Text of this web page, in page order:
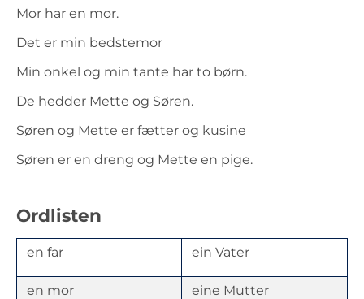
Mor har en mor.
Det er min bedstemor
Min onkel og min tante har to børn.
De hedder Mette og Søren.
Søren og Mette er fætter og kusine
Søren er en dreng og Mette en pige.
Ordlisten
en far ein Vater
en mor eine Mutter